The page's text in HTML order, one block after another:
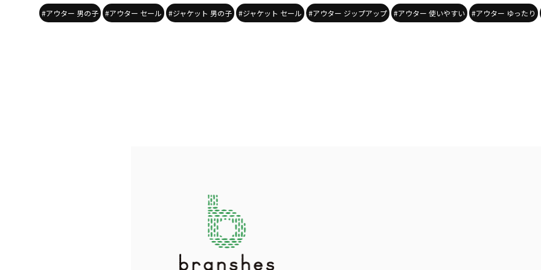
#アウター 男の子 #アウター セール #ジャケット 男の子 #ジャケット セール #アウター ジップアップ #アウター 使いやすい #アウター ゆったり